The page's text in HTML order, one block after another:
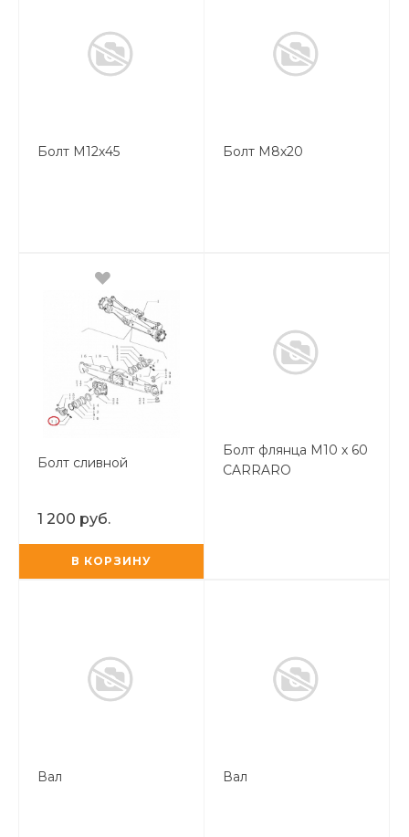
Болт М12х45 Болт М8х20
Болт сливной
1 200 руб.
В КОРЗИНУ
Болт флянца М10 х 60
CARRARO
Вал Вал